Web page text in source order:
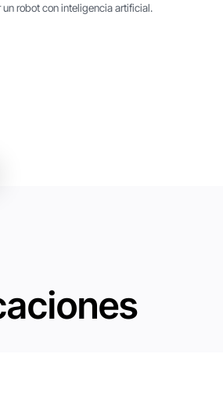
un robot con inteligencia artificial.